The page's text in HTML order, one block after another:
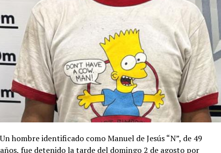
Un hombre identificado como Manuel de Jesús “N”, de 49
años, fue detenido la tarde del domingo 2 de agosto por